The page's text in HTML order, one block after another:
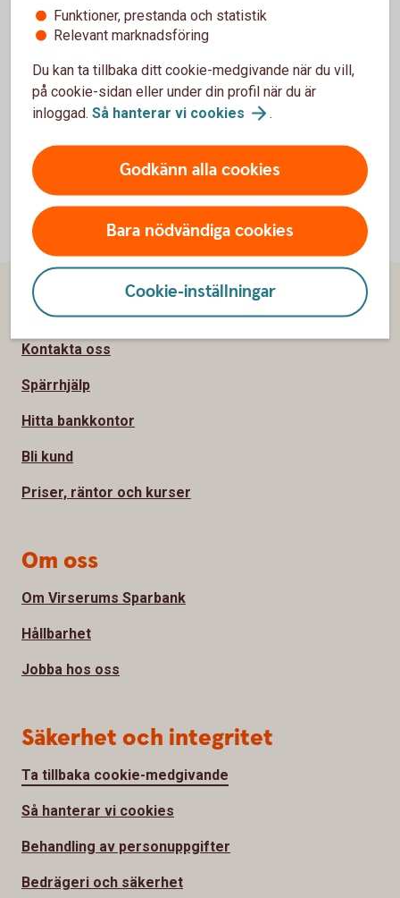
Räntederivat
SPAX
Teckningsoptioner
Valutaderivat
Warranter
Funktioner, prestanda och statistik
Relevant marknadsföring
Du kan ta tillbaka ditt cookie-medgivande när du vill,
på cookie-sidan eller under din profil när du är
inloggad. Så hanterar vi cookies .
Godkänn alla cookies
Bara nödvändiga cookies
Cookie-inställningar
Sidfot
Hitta snabbt
Kontakta oss
Spärrhjälp
Hitta bankkontor
Bli kund
Priser, räntor och kurser
Om oss
Om Virserums Sparbank
Hållbarhet
Jobba hos oss
Säkerhet och integritet
Ta tillbaka cookie-medgivande
Så hanterar vi cookies
Behandling av personuppgifter
Bedrägeri och säkerhet